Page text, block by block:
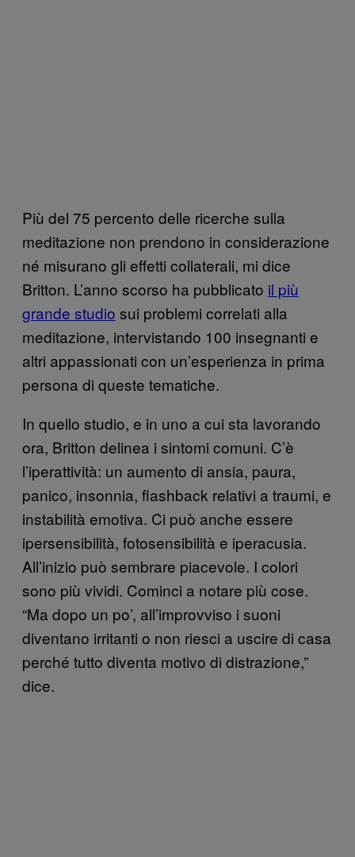
Più del 75 percento delle ricerche sulla
meditazione non prendono in considerazione
né misurano gli effetti collaterali, mi dice
Britton. L’anno scorso ha pubblicato il più
grande studio sui problemi correlati alla
meditazione, intervistando 100 insegnanti e
altri appassionati con un’esperienza in prima
persona di queste tematiche.
In quello studio, e in uno a cui sta lavorando
ora, Britton delinea i sintomi comuni. C’è
l’iperattività: un aumento di ansia, paura,
panico, insonnia, flashback relativi a traumi, e
instabilità emotiva. Ci può anche essere
ipersensibilità, fotosensibilità e iperacusia.
All’inizio può sembrare piacevole. I colori
sono più vividi. Cominci a notare più cose.
“Ma dopo un po’, all’improvviso i suoni
diventano irritanti o non riesci a uscire di casa
perché tutto diventa motivo di distrazione,”
dice.